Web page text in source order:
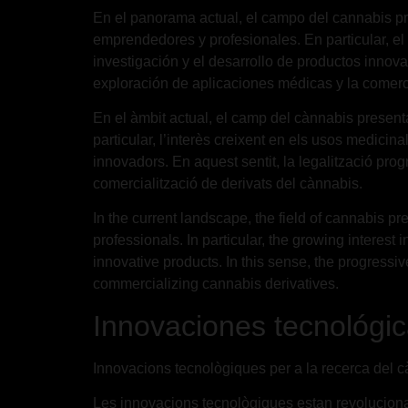
En el panorama actual, el campo del cannabis
emprendedores y profesionales. En particular,
investigación y el desarrollo de productos
exploración de aplicaciones médicas y la
En el àmbit actual, el camp del cànnabis
particular, l’interès creixent en els usos
innovadors. En aquest sentit, la legalització
comercialització de derivats del cànnabis.
In the current landscape, the field of cannabis
professionals. In particular, the growing interest
innovative products. In this sense, the
commercializing cannabis derivatives.
Innovaciones
Innovacions tecnològiques per a la recerca del
Les innovacions tecnològiques estan